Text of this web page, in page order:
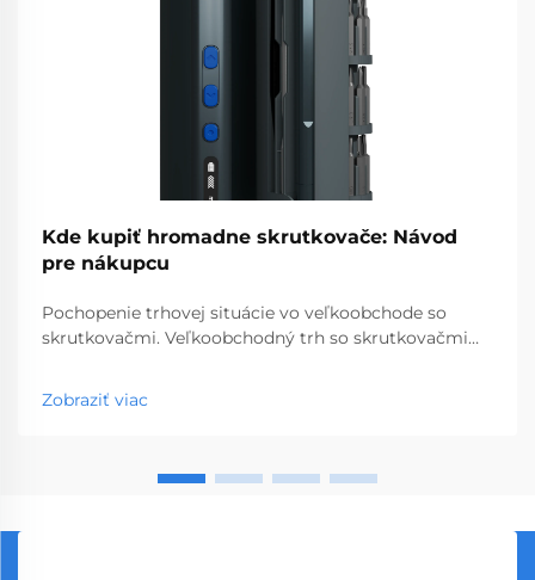
Kde kupiť hromadne skrutkovače: Návod
pre nákupcu
Pochopenie trhovej situácie vo veľkoobchode so
skrutkovačmi. Veľkoobchodný trh so skrutkovačmi
nástrojov, ktorý obsluhuje podniky od obchodov so
stavebninami až po stavebné spoločnosti. S
Zobraziť viac